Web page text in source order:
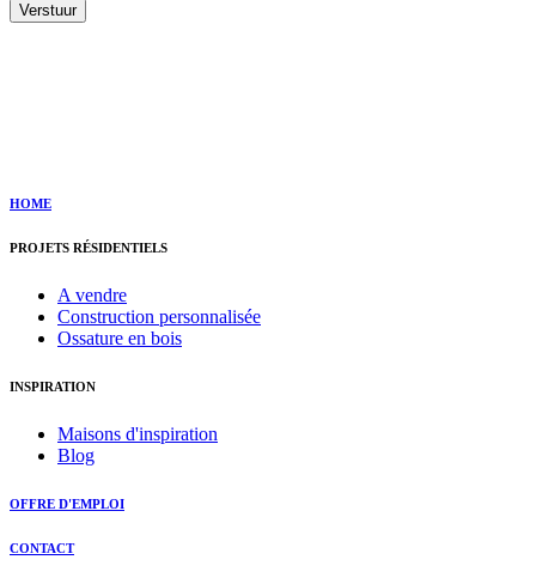
HOME
PROJETS RÉSIDENTIELS
A vendre
Construction personnalisée
Ossature en bois
INSPIRATION
Maisons d'inspiration
Blog
OFFRE D'EMPLOI
CONTACT